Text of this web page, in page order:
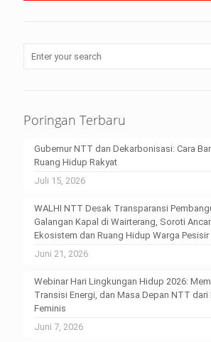
Poringan Terbaru
Gubernur NTT dan Dekarbonisasi: Cara
Ruang Hidup Rakyat
Juli 15, 2026
WALHI NTT Desak Transparansi
Galangan Kapal di Wairterang, Soroti
Ekosistem dan Ruang Hidup Warga Pesisir
Juni 21, 2026
Webinar Hari Lingkungan Hidup 2026:
Transisi Energi, dan Masa Depan NTT
Feminis
Juni 7, 2026